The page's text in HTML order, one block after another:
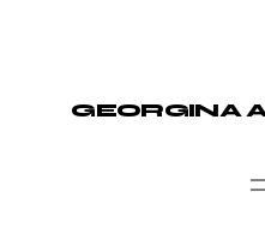
GEORGINA